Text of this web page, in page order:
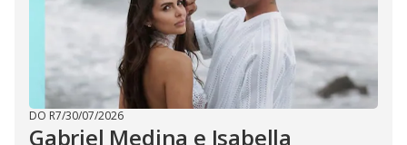
DO R7/30/07/2026
Gabriel Medina e Isabella